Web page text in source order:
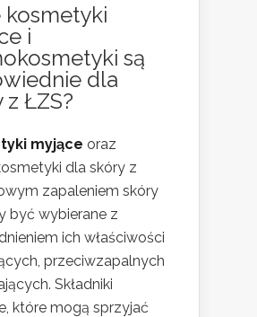
kosmetyki
i
są
dla
z ŁZS?
myjące oraz
dla skóry z
zapaleniem skóry
być wybierane z
ich właściwości
przeciwzapalnych
Składniki
które mogą sprzyjać